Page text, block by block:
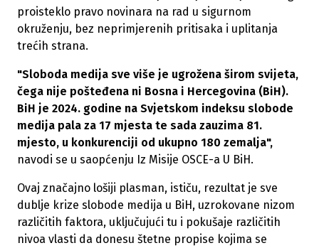
proisteklo pravo novinara na rad u sigurnom
okruženju, bez neprimjerenih pritisaka i uplitanja
trećih strana.
"Sloboda medija sve više je ugrožena širom svijeta,
čega nije pošteđena ni Bosna i Hercegovina (BiH).
BiH je 2024. godine na Svjetskom indeksu slobode
medija pala za 17 mjesta te sada zauzima 81.
mjesto, u konkurenciji od ukupno 180 zemalja",
navodi se u saopćenju Iz Misije OSCE-a U BiH.
Ovaj značajno lošiji plasman, ističu, rezultat je sve
dublje krize slobode medija u BiH, uzrokovane nizom
različitih faktora, uključujući tu i pokušaje različitih
nivoa vlasti da donesu štetne propise kojima se